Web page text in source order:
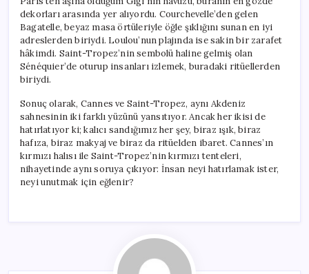
dekorları arasında yer alıyordu. Courchevelle’den gelen
Bagatelle, beyaz masa örtüleriyle öğle şıklığını sunan en iyi
adreslerden biriydi. Loulou’nun plajında ise sakin bir zarafet
hâkimdi. Saint-Tropez’nin sembolü haline gelmiş olan
Sénéquier’de oturup insanları izlemek, buradaki ritüellerden
biriydi.
Sonuç olarak, Cannes ve Saint-Tropez, aynı Akdeniz
sahnesinin iki farklı yüzünü yansıtıyor. Ancak her ikisi de
hatırlatıyor ki; kalıcı sandığımız her şey, biraz ışık, biraz
hafıza, biraz makyaj ve biraz da ritüelden ibaret. Cannes’ın
kırmızı halısı ile Saint-Tropez’nin kırmızı tenteleri,
nihayetinde aynı soruya çıkıyor: İnsan neyi hatırlamak ister,
neyi unutmak için eğlenir?